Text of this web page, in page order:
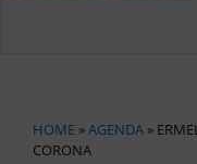
HOME »AGENDA »
CORONA